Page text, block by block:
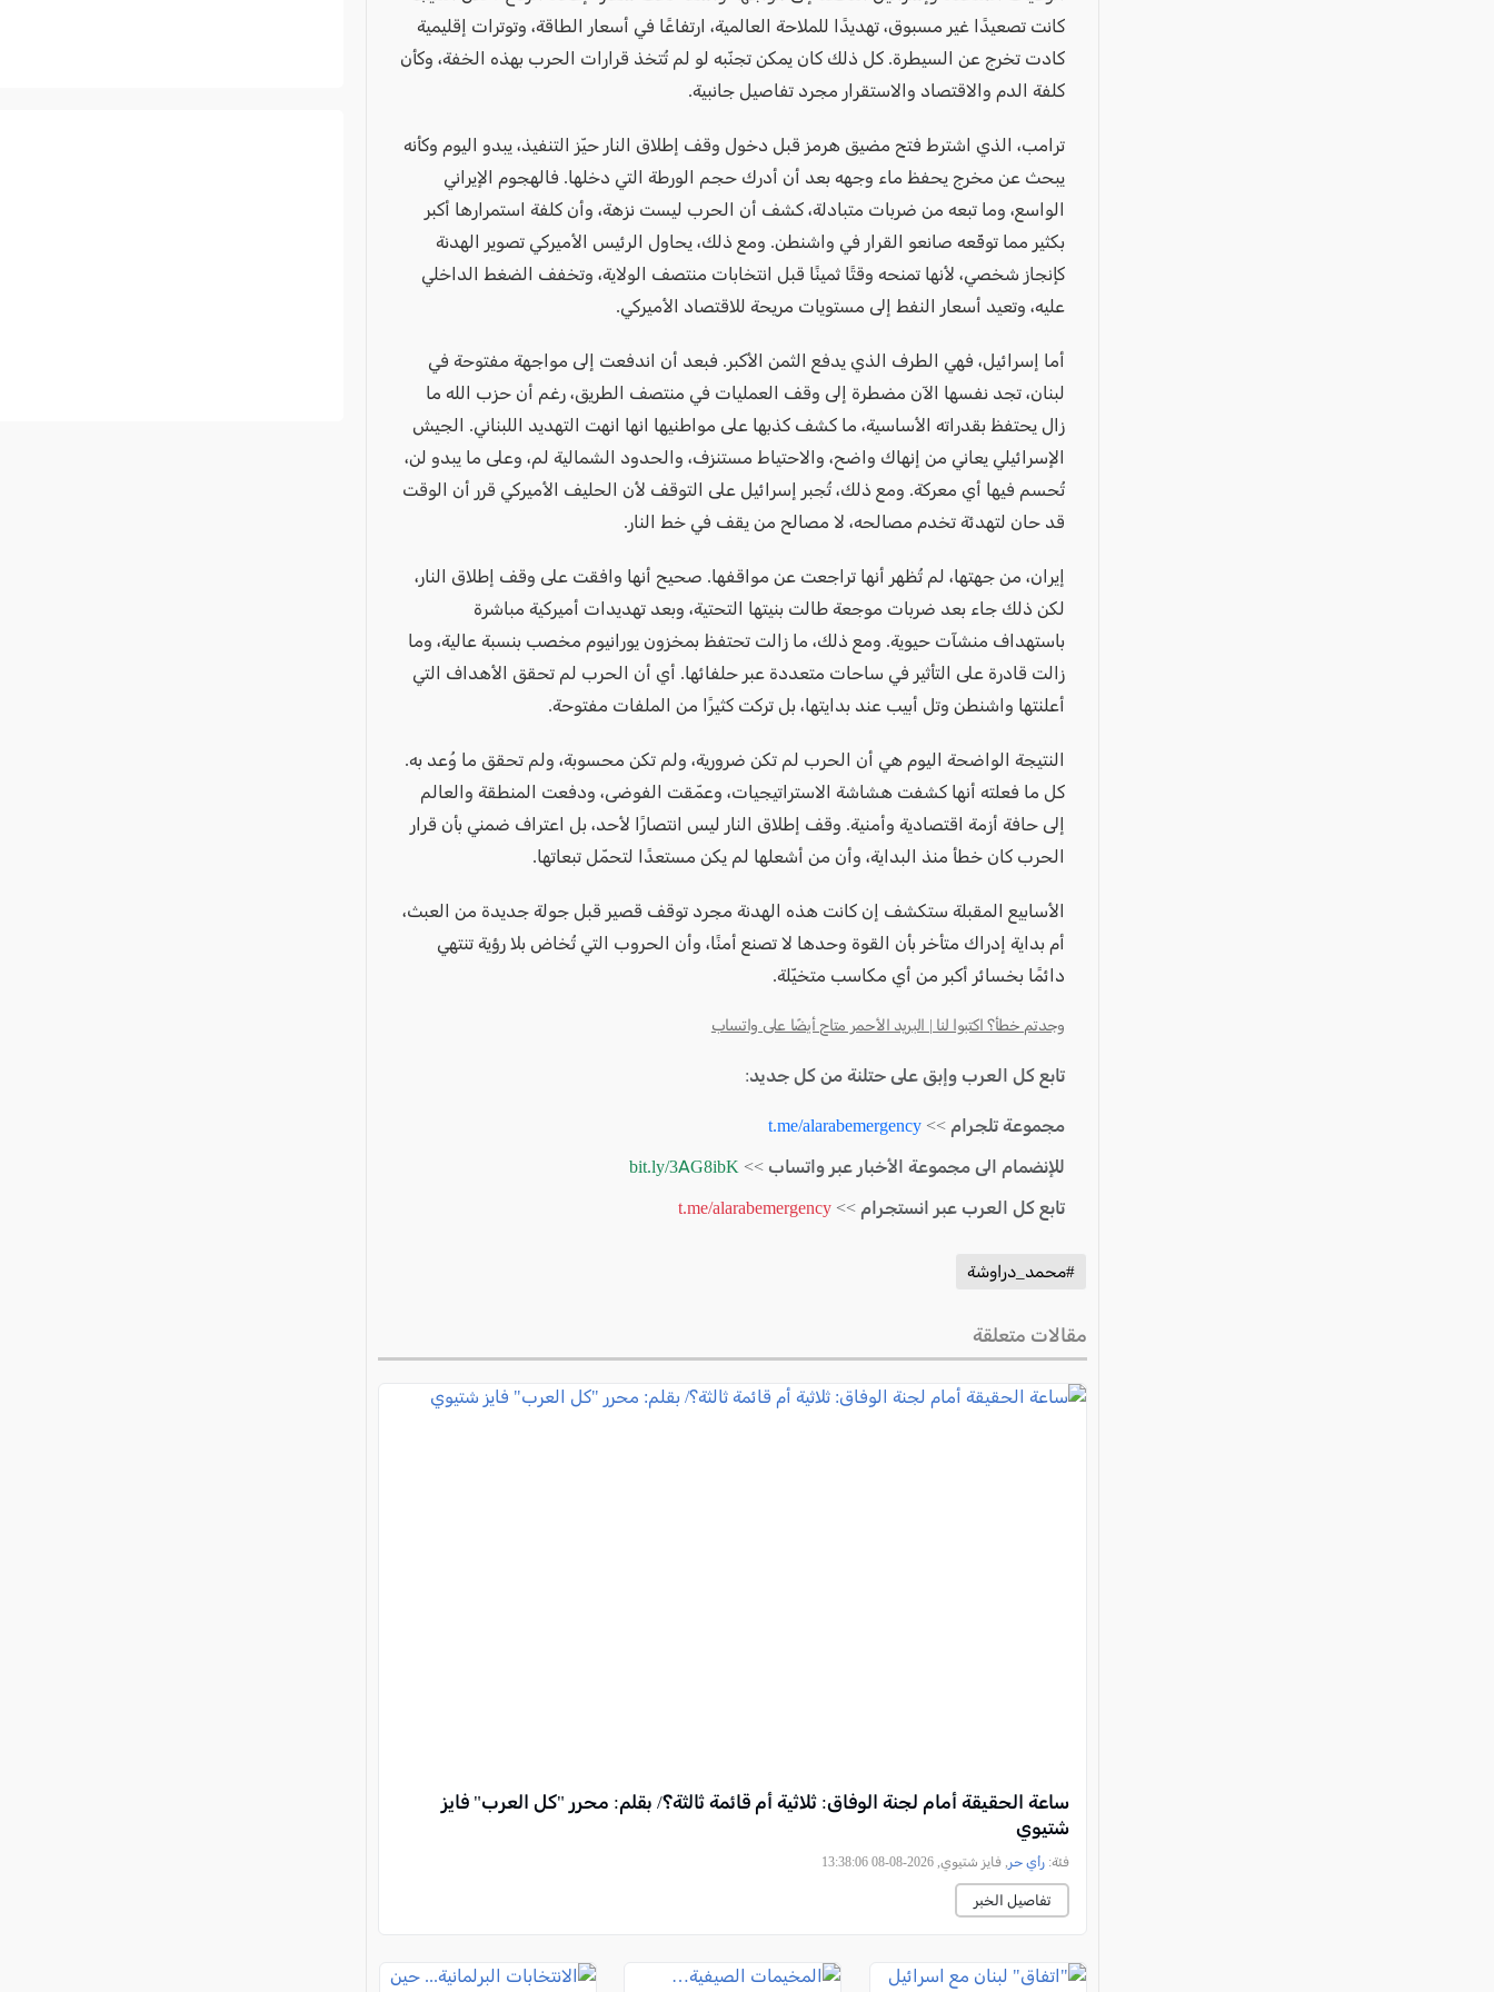
كانت تصعيدًا غير مسبوق، تهديدًا للملاحة العالمية، ارتفاعًا في أسعار الطاقة، وتوترات إقليمية
كادت تخرج عن السيطرة. كل ذلك كان يمكن تجنّبه لو لم تُتخذ قرارات الحرب بهذه الخفة، وكأن
كلفة الدم والاقتصاد والاستقرار مجرد تفاصيل جانبية.
ترامب، الذي اشترط فتح مضيق هرمز قبل دخول وقف إطلاق النار حيّز التنفيذ، يبدو اليوم وكأنه
يبحث عن مخرج يحفظ ماء وجهه بعد أن أدرك حجم الورطة التي دخلها. فالهجوم الإيراني
الواسع، وما تبعه من ضربات متبادلة، كشف أن الحرب ليست نزهة، وأن كلفة استمرارها أكبر
بكثير مما توقّعه صانعو القرار في واشنطن. ومع ذلك، يحاول الرئيس الأميركي تصوير الهدنة
كإنجاز شخصي، لأنها تمنحه وقتًا ثمينًا قبل انتخابات منتصف الولاية، وتخفف الضغط الداخلي
عليه، وتعيد أسعار النفط إلى مستويات مريحة للاقتصاد الأميركي.
أما إسرائيل، فهي الطرف الذي يدفع الثمن الأكبر. فبعد أن اندفعت إلى مواجهة مفتوحة في
لبنان، تجد نفسها الآن مضطرة إلى وقف العمليات في منتصف الطريق، رغم أن حزب الله ما
زال يحتفظ بقدراته الأساسية، ما كشف كذبها على مواطنيها انها انهت التهديد اللبناني. الجيش
الإسرائيلي يعاني من إنهاك واضح، والاحتياط مستنزف، والحدود الشمالية لم، وعلى ما يبدو لن،
تُحسم فيها أي معركة. ومع ذلك، تُجبر إسرائيل على التوقف لأن الحليف الأميركي قرر أن الوقت
قد حان لتهدئة تخدم مصالحه، لا مصالح من يقف في خط النار.
إيران، من جهتها، لم تُظهر أنها تراجعت عن مواقفها. صحيح أنها وافقت على وقف إطلاق النار،
لكن ذلك جاء بعد ضربات موجعة طالت بنيتها التحتية، وبعد تهديدات أميركية مباشرة
باستهداف منشآت حيوية. ومع ذلك، ما زالت تحتفظ بمخزون يورانيوم مخصب بنسبة عالية، وما
زالت قادرة على التأثير في ساحات متعددة عبر حلفائها. أي أن الحرب لم تحقق الأهداف التي
أعلنتها واشنطن وتل أبيب عند بدايتها، بل تركت كثيرًا من الملفات مفتوحة.
النتيجة الواضحة اليوم هي أن الحرب لم تكن ضرورية، ولم تكن محسوبة، ولم تحقق ما وُعد به.
كل ما فعلته أنها كشفت هشاشة الاستراتيجيات، وعمّقت الفوضى، ودفعت المنطقة والعالم
إلى حافة أزمة اقتصادية وأمنية. وقف إطلاق النار ليس انتصارًا لأحد، بل اعتراف ضمني بأن قرار
الحرب كان خطأ منذ البداية، وأن من أشعلها لم يكن مستعدًا لتحمّل تبعاتها.
الأسابيع المقبلة ستكشف إن كانت هذه الهدنة مجرد توقف قصير قبل جولة جديدة من العبث،
أم بداية إدراك متأخر بأن القوة وحدها لا تصنع أمنًا، وأن الحروب التي تُخاض بلا رؤية تنتهي
دائمًا بخسائر أكبر من أي مكاسب متخيّلة.
وجدتم خطأ؟ اكتبوا لنا | البريد الأحمر متاح أيضًا على واتساب
تابع كل العرب وإبق على حتلنة من كل جديد:
مجموعة تلجرام >> t.me/alarabemergency
للإنضمام الى مجموعة الأخبار عبر واتساب >> bit.ly/3AG8ibK
تابع كل العرب عبر انستجرام >> t.me/alarabemergency
#محمد_دراوشة
مقالات متعلقة
ساعة الحقيقة أمام لجنة الوفاق: ثلاثية أم قائمة ثالثة؟/ بقلم: محرر "كل العرب" فايز
شتيوي
فئة: رأي حر , فايز شتيوي, 2026-08-08 13:38:06
تفاصيل الخبر